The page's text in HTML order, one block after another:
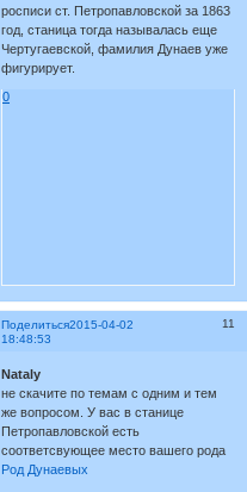
росписи ст. Петропавловской за 1863
год, станица тогда называлась еще
Чертугаевской, фамилия Дунаев уже
фигурирует.
0
Поделиться 11
2015-04-02
18:48:53
Nataly
не скачите по темам с одним и тем
же вопросом. У вас в станице
Петропавловской есть
соответсвующее место вашего рода
Род Дунаевых